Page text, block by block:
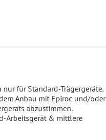
für Standard-Trägergeräte.
Anbau mit Epiroc und/oder
abzustimmen.
Arbeitsgerät & mittlere